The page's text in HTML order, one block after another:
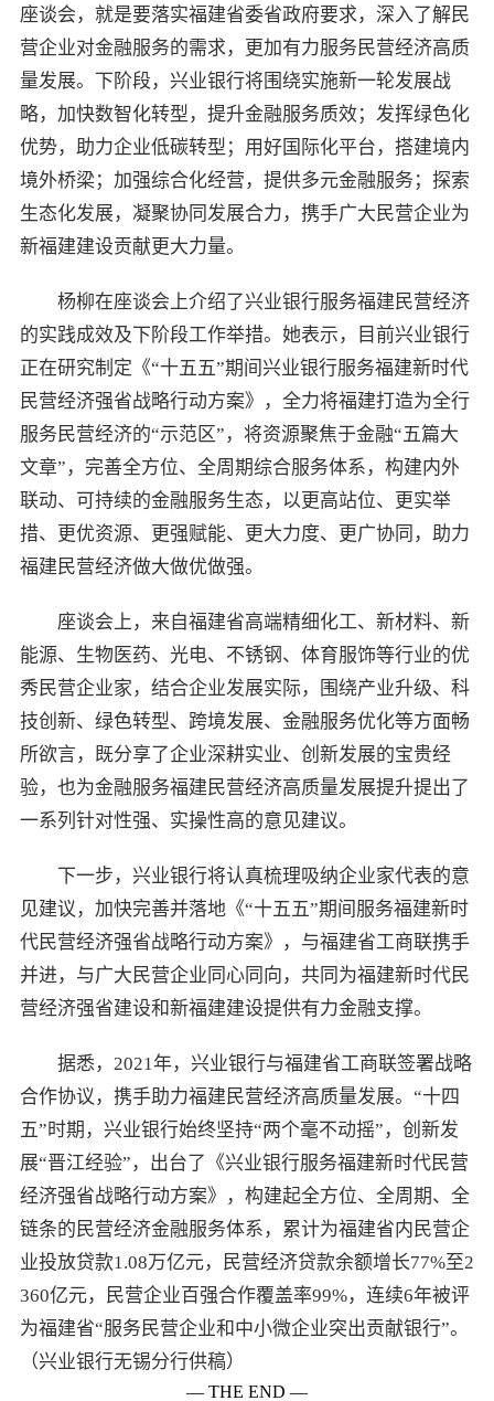
座谈会，就是要落实福建省委省政府要求，深入了解民
营企业对金融服务的需求，更加有力服务民营经济高质
量发展。下阶段，兴业银行将围绕实施新一轮发展战
略，加快数智化转型，提升金融服务质效；发挥绿色化
优势，助力企业低碳转型；用好国际化平台，搭建境内
境外桥梁；加强综合化经营，提供多元金融服务；探索
生态化发展，凝聚协同发展合力，携手广大民营企业为
新福建建设贡献更大力量。
杨柳在座谈会上介绍了兴业银行服务福建民营经济
的实践成效及下阶段工作举措。她表示，目前兴业银行
正在研究制定《“十五五”期间兴业银行服务福建新时代
民营经济强省战略行动方案》，全力将福建打造为全行
服务民营经济的“示范区”，将资源聚焦于金融“五篇大
文章”，完善全方位、全周期综合服务体系，构建内外
联动、可持续的金融服务生态，以更高站位、更实举
措、更优资源、更强赋能、更大力度、更广协同，助力
福建民营经济做大做优做强。
座谈会上，来自福建省高端精细化工、新材料、新
能源、生物医药、光电、不锈钢、体育服饰等行业的优
秀民营企业家，结合企业发展实际，围绕产业升级、科
技创新、绿色转型、跨境发展、金融服务优化等方面畅
所欲言，既分享了企业深耕实业、创新发展的宝贵经
验，也为金融服务福建民营经济高质量发展提升提出了
一系列针对性强、实操性高的意见建议。
下一步，兴业银行将认真梳理吸纳企业家代表的意
见建议，加快完善并落地《“十五五”期间服务福建新时
代民营经济强省战略行动方案》，与福建省工商联携手
并进，与广大民营企业同心同向，共同为福建新时代民
营经济强省建设和新福建建设提供有力金融支撑。
据悉，2021年，兴业银行与福建省工商联签署战略
合作协议，携手助力福建民营经济高质量发展。“十四
五”时期，兴业银行始终坚持“两个毫不动摇”，创新发
展“晋江经验”，出台了《兴业银行服务福建新时代民营
经济强省战略行动方案》，构建起全方位、全周期、全
链条的民营经济金融服务体系，累计为福建省内民营企
业投放贷款1.08万亿元，民营经济贷款余额增长77%至2
360亿元，民营企业百强合作覆盖率99%，连续6年被评
为福建省“服务民营企业和中小微企业突出贡献银行”。
（兴业银行无锡分行供稿）
— THE END —